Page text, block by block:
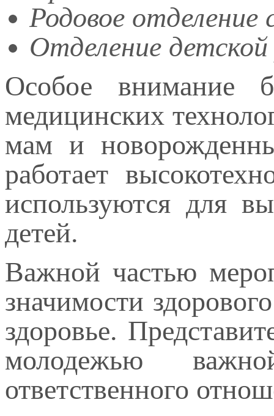
Родовое
Отделение
Особое внимание
медицинских
мам и
работает
используются для
детей.
Важной частью
значимости
здоровье.
молодежью
ответственного